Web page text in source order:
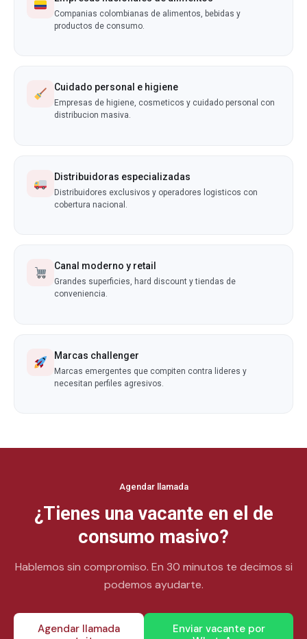
Companias colombianas de alimentos, bebidas y
productos de consumo.
Cuidado personal e higiene
Empresas de higiene, cosmeticos y cuidado personal con
distribucion masiva.
Distribuidoras especializadas
Distribuidores exclusivos y operadores logisticos con
cobertura nacional.
Canal moderno y retail
Grandes superficies, hard discount y tiendas de
conveniencia.
Marcas challenger
Marcas emergentes que compiten contra lideres y
necesitan perfiles agresivos.
Agendar llamada
¿Tienes una vacante en el de
consumo masivo?
Hablemos sin compromiso. En 30 minutos te decimos si
podemos ayudarte.
Agendar llamada
Enviar vacante por